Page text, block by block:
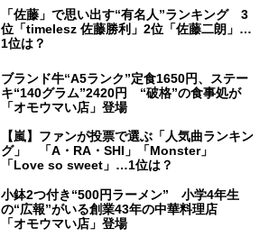
「佐藤」で思い出す“有名人”ランキング 3
位「timelesz 佐藤勝利」2位「佐藤二朗」…
1位は？
ブランド牛“A5ランク”定食1650円、ステー
キ“140グラム”2420円 “破格”の食事処が
「オモウマい店」登場
【嵐】ファンが投票で選ぶ「人気曲ランキン
グ」 「A・RA・SHI」「Monster」
「Love so sweet」…1位は？
小鉢2つ付き“500円ラーメン” 小学4年生
の“広報”がいる創業43年の中華料理店
「オモウマい店」登場